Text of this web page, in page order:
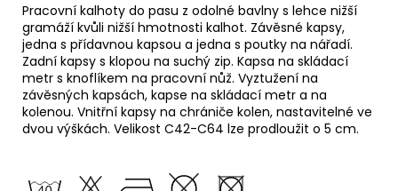
Pracovní kalhoty do pasu z odolné bavlny s lehce nižší
gramáží kvůli nižší hmotnosti kalhot. Závěsné kapsy,
jedna s přídavnou kapsou a jedna s poutky na nářadí.
Zadní kapsy s klopou na suchý zip. Kapsa na skládací
metr s knoflíkem na pracovní nůž. Vyztužení na
závěsných kapsách, kapse na skládací metr a na
kolenou. Vnitřní kapsy na chrániče kolen, nastavitelné ve
dvou výškách. Velikost C42-C64 lze prodloužit o 5 cm.